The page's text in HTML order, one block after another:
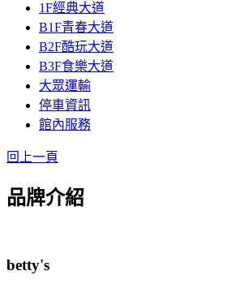
1F經典大道
B1F青春大道
B2F酷玩大道
B3F食樂大道
大眾運輸
停車資訊
館內服務
回上一頁
品牌介紹
betty's